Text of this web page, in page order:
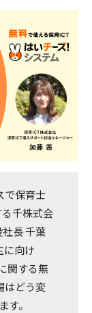
で保育士
千株式会
長 千葉
に向け
関する無
はどう変
す。